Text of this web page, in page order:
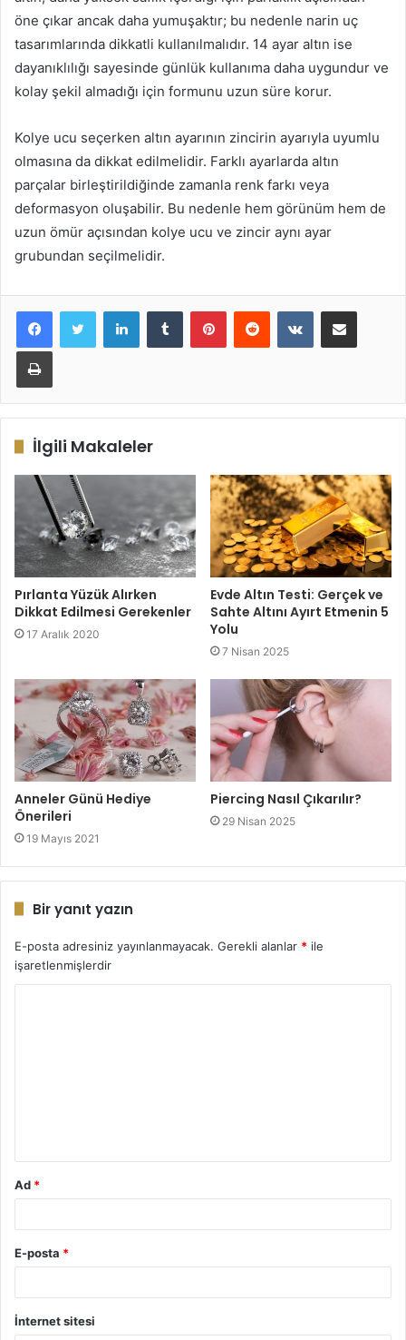
öne çıkar ancak daha yumuşaktır; bu nedenle narin uç
tasarımlarında dikkatli kullanılmalıdır. 14 ayar altın ise
dayanıklılığı sayesinde günlük kullanıma daha uygundur ve
kolay şekil almadığı için formunu uzun süre korur.
Kolye ucu seçerken altın ayarının zincirin ayarıyla uyumlu
olmasına da dikkat edilmelidir. Farklı ayarlarda altın
parçalar birleştirildiğinde zamanla renk farkı veya
deformasyon oluşabilir. Bu nedenle hem görünüm hem de
uzun ömür açısından kolye ucu ve zincir aynı ayar
grubundan seçilmelidir.
LinkedInTumblr PinterestReddit VKontakteE-Posta ile paylaş
Yazdır
İlgili Makaleler
Pırlanta Yüzük Alırken
Dikkat Edilmesi Gerekenler
17 Aralık 2020
Evde Altın Testi: Gerçek ve
Sahte Altını Ayırt Etmenin 5
Yolu
7 Nisan 2025
Anneler Günü Hediye
Önerileri
19 Mayıs 2021
Piercing Nasıl Çıkarılır?
29 Nisan 2025
Bir yanıt yazın
E-posta adresiniz yayınlanmayacak. Gerekli alanlar * ile
işaretlenmişlerdir
Ad *
E-posta *
İnternet sitesi